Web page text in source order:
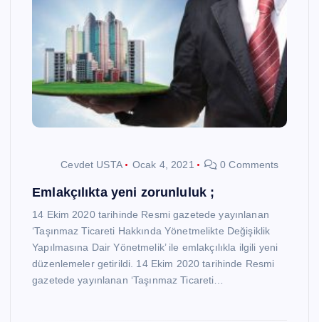
Cevdet USTA Ocak 4, 2021 0 Comments
Emlakçılıkta yeni zorunluluk ;
14 Ekim 2020 tarihinde Resmi gazetede yayınlanan
‘Taşınmaz Ticareti Hakkında Yönetmelikte Değişiklik
Yapılmasına Dair Yönetmelik’ ile emlakçılıkla ilgili yeni
düzenlemeler getirildi. 14 Ekim 2020 tarihinde Resmi
gazetede yayınlanan ‘Taşınmaz Ticareti…